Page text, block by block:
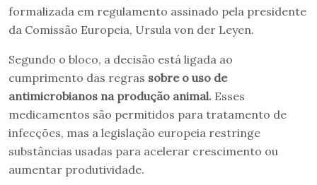
formalizada em regulamento assinado pela presidente
da Comissão Europeia, Ursula von der Leyen.
Segundo o bloco, a decisão está ligada ao
cumprimento das regras sobre o uso de
antimicrobianos na produção animal. Esses
medicamentos são permitidos para tratamento de
infecções, mas a legislação europeia restringe
substâncias usadas para acelerar crescimento ou
aumentar produtividade.